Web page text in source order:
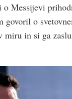
o Messijevi
govoril o
miru in si ga